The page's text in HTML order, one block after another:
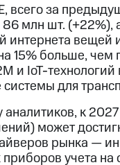
всего за
86 млн шт.
интернета
15% больше,
и IoT-
системы для
аналитиков, к
может
рынка —
приборов учета